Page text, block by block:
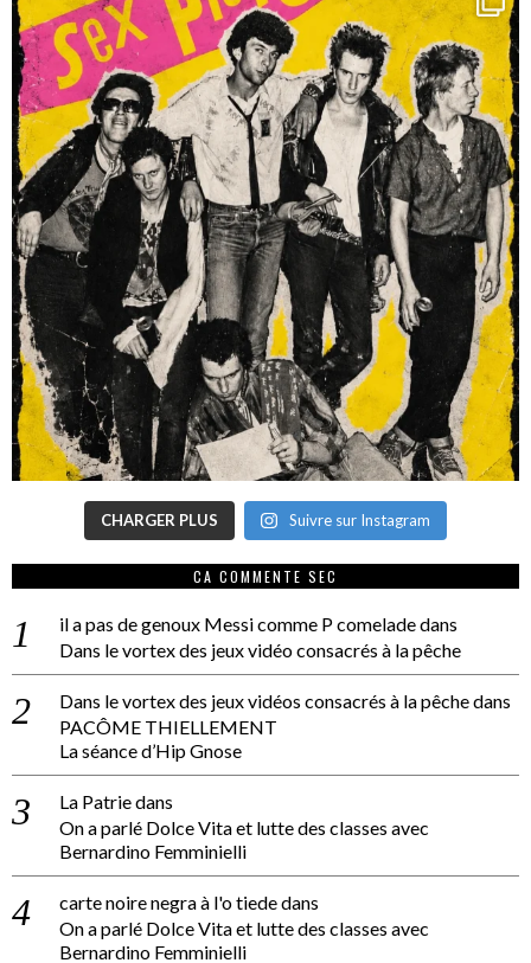
CHARGER PLUS Suivre sur Instagram
CA COMMENTE SEC
il a pas de genoux Messi comme P comeladedans
Dans le vortex des jeux vidéo consacrés à la pêche
Dans le vortex des jeux vidéos consacrés à la pêchedans
PACÔME THIELLEMENT
La séance d’Hip Gnose
La Patriedans
On a parlé Dolce Vita et lutte des classes avec
Bernardino Femminielli
carte noire negra à l'o tiededans
On a parlé Dolce Vita et lutte des classes avec
Bernardino Femminielli